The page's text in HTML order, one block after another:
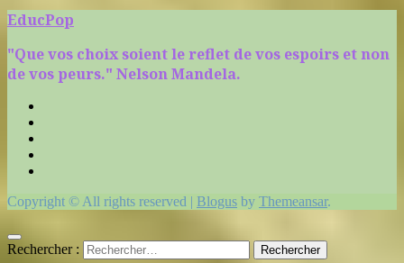
EducPop
"Que vos choix soient le reflet de vos espoirs et non
de vos peurs." Nelson Mandela.
Copyright © All rights reserved | Blogus by Themeansar.
Rechercher :